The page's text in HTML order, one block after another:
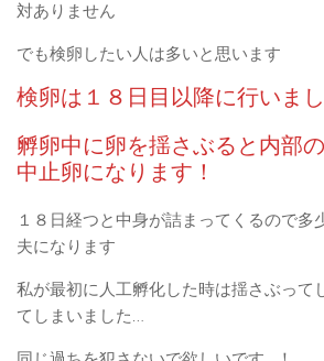
対ありません
でも検卵したい人は多いと思います
検卵は１８日目以降に行いまし
孵卵中に卵を揺さぶると内部
中止卵になります！
１８日経つと中身が詰まってくるので多
夫になります
私が最初に人工孵化した時は揺さぶって
てしまいました…